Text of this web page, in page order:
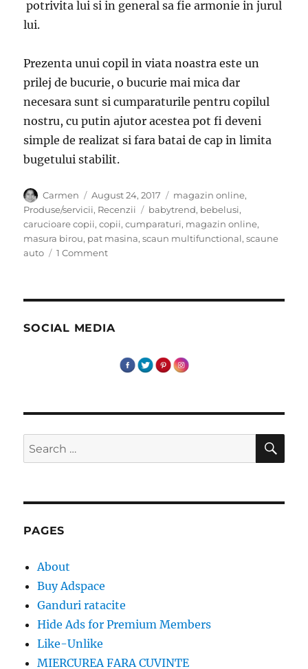
potrivita lui si in general sa fie armonie in jurul
lui.
Prezenta unui copil in viata noastra este un
prilej de bucurie, o bucurie mai mica dar
necesara sunt si cumparaturile pentru copilul
nostru, cu putin ajutor acestea pot fi deveni
simple de realizat si fara batai de cap in limita
bugetului stabilit.
Author
Carmen
Posted
on
August 24, 2017 Categories
magazin online,
Produse/servicii, Recenzii Tags
babytrend, bebelusi,
carucioare copii,copii,cumparaturi, magazin online,
masura birou, pat masina,scaun multifunctional,scaune
auto
1 Commenton
tau
SOCIAL MEDIA
Search
for:
PAGES
About
Buy Adspace
Ganduri ratacite
Hide Ads for Premium Members
Like-Unlike
MIERCUREA FARA CUVINTE